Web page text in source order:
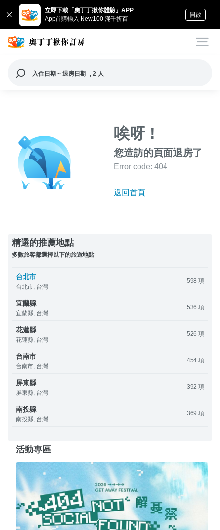
立即下載「奧丁丁揪你體驗」APP
App首購輸入 New100 滿千折百
開啟
入住日期 ~ 退房日期 , 2 人
唉呀 !
您造訪的頁面退房了
Error code: 404
返回首頁
精選的推薦地點
多數旅客都選擇以下的旅遊地點
台北市
台北市, 台灣
598 項
宜蘭縣
宜蘭縣, 台灣
536 項
花蓮縣
花蓮縣, 台灣
526 項
台南市
台南市, 台灣
454 項
屏東縣
屏東縣, 台灣
392 項
南投縣
南投縣, 台灣
369 項
活動專區